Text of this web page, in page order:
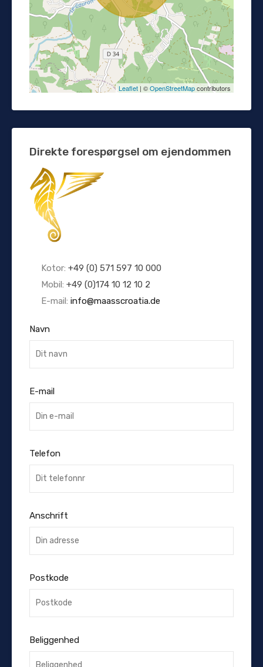
Leaflet | ©OpenStreetMapcontributors
Direkte forespørgsel om ejendommen
Kotor: +49 (0) 571 597 10 000
Mobil: +49 (0)174 10 12 10 2
E-mail: info@maasscroatia.de
Navn
E-mail
Telefon
Anschrift
Postkode
Beliggenhed